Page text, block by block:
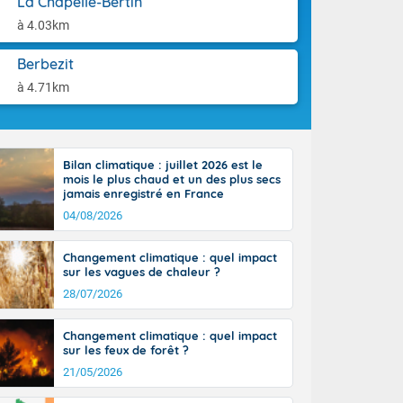
à 4.03km
Berbezit
à 4.71km
l'Occitanie
puis
Midi-
nord du
Les
totalité du
Bilan climatique : juillet 2026 est le
mois le plus chaud et un des plus secs
jamais enregistré en France
04/08/2026
Changement climatique : quel impact
sur les vagues de chaleur ?
28/07/2026
Changement climatique : quel impact
sur les feux de forêt ?
21/05/2026